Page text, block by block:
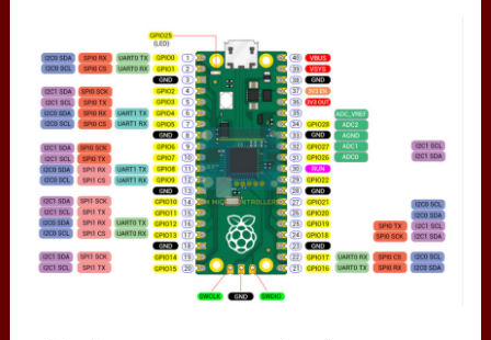
composants
Minitel
midi input/output
ADS1115
GY-521
GY-86
HW-017 capacitive touch